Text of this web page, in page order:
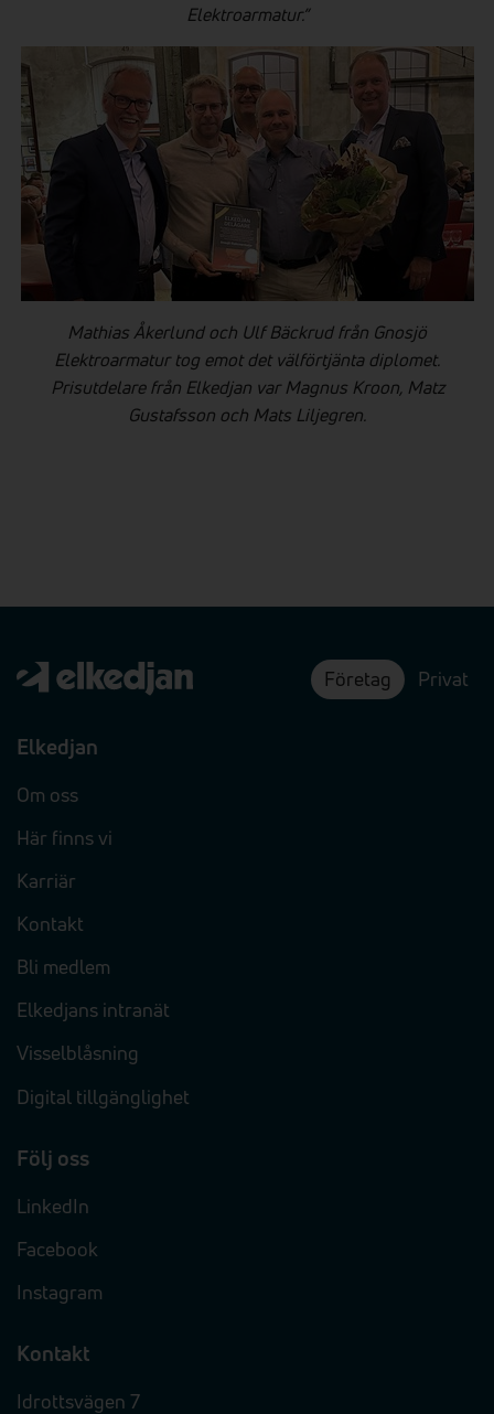
Elektroarmatur.”
Mathias Åkerlund och Ulf Bäckrud från Gnosjö
Elektroarmatur tog emot det välförtjänta diplomet.
Prisutdelare från Elkedjan var Magnus Kroon, Matz
Gustafsson och Mats Liljegren.
Företag Privat
Elkedjan
Om oss
Här finns vi
Karriär
Kontakt
Bli medlem
Elkedjans intranät
Visselblåsning
Digital tillgänglighet
Följ oss
LinkedIn
Facebook
Instagram
Kontakt
Idrottsvägen 7